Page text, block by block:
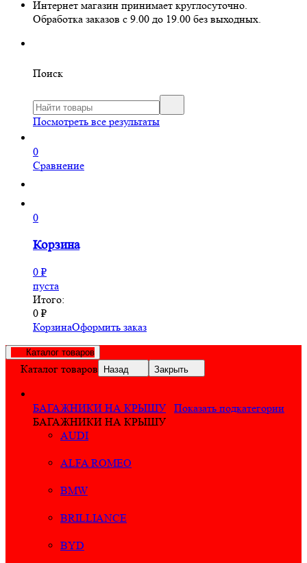
Интернет магазин принимает круглосуточно.
Обработка заказов с 9.00 до 19.00 без выходных.
Поиск
Посмотреть все результаты
0
Сравнение
0
Корзина
0 ₽
пуста
Итого:
0 ₽
КорзинаОформить заказ
Каталог товаров
Каталог товаров Назад Закрыть
БАГАЖНИКИ НА КРЫШУ
Показать подкатегории
БАГАЖНИКИ НА КРЫШУ
AUDI
ALFA ROMEO
BMW
BRILLIANCE
BYD